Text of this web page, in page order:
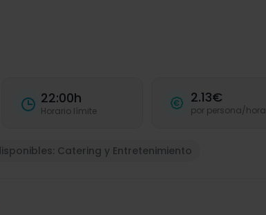
22:00h
Horario límite
2.13€
por persona/hora
Catering y Entretenimiento